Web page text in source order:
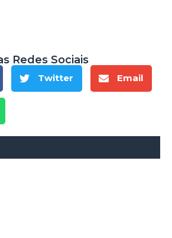
Redes Sociais
Twitter Email